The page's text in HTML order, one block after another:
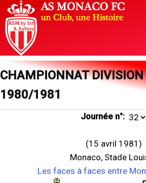
CHAMPIONNAT DIVISION
1980/1981
Journée n°:
(15 avril 1981)
Monaco, Stade
Les faces à faces entre